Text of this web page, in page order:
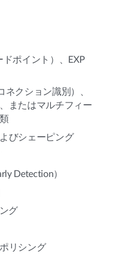
ポイント）、EXP
ネクション識別）、
またはマルチフィー
びシェーピング
Detection）
グ
リシング